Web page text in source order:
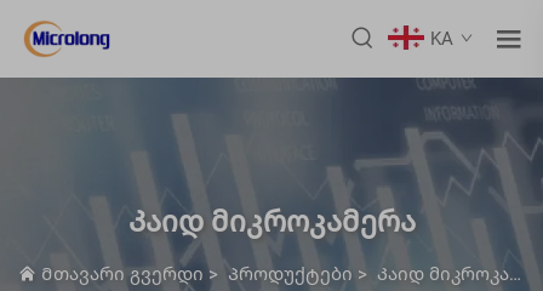
KA
Კაიდ მიკროკამერა
Მთავარი გვერდი > Პროდუქტები > Კაიდ მიკროკამერა